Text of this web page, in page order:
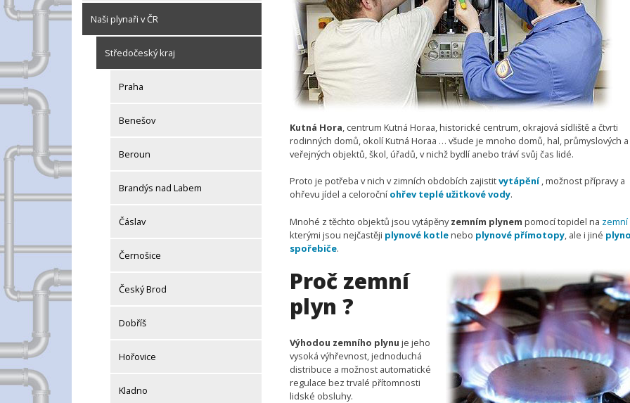
Naši plynaři v ČR
Středočeský kraj
Praha
Benešov
Beroun
Brandýs nad Labem
Čáslav
Černošice
Český Brod
Dobříš
Hořovice
Kladno
Kutná Hora, centrum Kutná Horaa, historické centrum, okrajová sídliště a čtvrti
rodinných domů, okolí Kutná Horaa … všude je mnoho domů, hal, průmyslových a
veřejných objektů, škol, úřadů, v nichž bydlí anebo tráví svůj čas lidé.
Proto je potřeba v nich v zimních obdobích zajistitvytápění, možnost přípravy a
ohřevu jídel a celoroční ohřev teplé užitkové vody.
Mnohé z těchto objektů jsou vytápěnyzemním plynem pomocí topidel na
kterými jsou nejčastěji plynové kotlenebo plynové přímotopy , ale i jiné
spořebiče.
Proč zemní
plyn ?
Výhodou zemního plynu je jeho
vysoká výhřevnost, jednoduchá
distribuce a možnost automatické
regulace bez trvalé přítomnosti
lidské obsluhy.